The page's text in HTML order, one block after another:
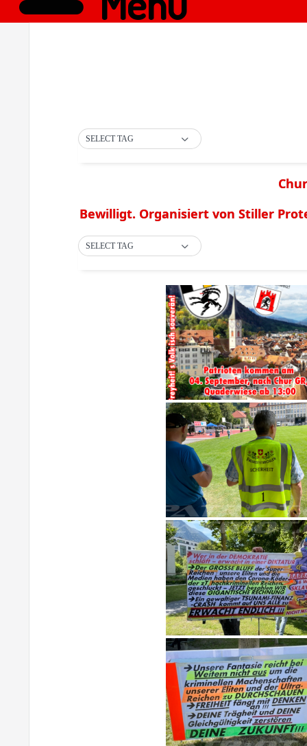
SELECT TAG
Bewilligt. Organisiert von Stiller
SELECT TAG